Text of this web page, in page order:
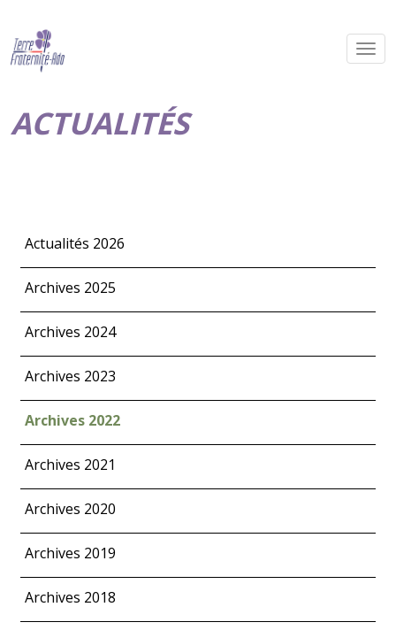
ACTUALITÉS
Actualités 2026
Archives 2025
Archives 2024
Archives 2023
Archives 2022
Archives 2021
Archives 2020
Archives 2019
Archives 2018